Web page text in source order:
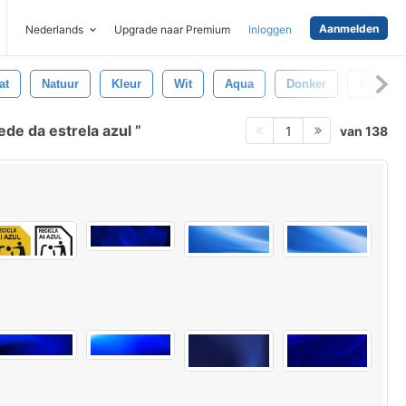
Nederlands Upgrade naar Premium Inloggen Aanmelden
Natuur Kleur Wit Aqua Donker Koude
da estrela azul 1 van 138